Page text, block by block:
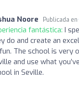
Noore Publicada en
fantástica: I
do and create an
The school is very
and use what
in Seville.